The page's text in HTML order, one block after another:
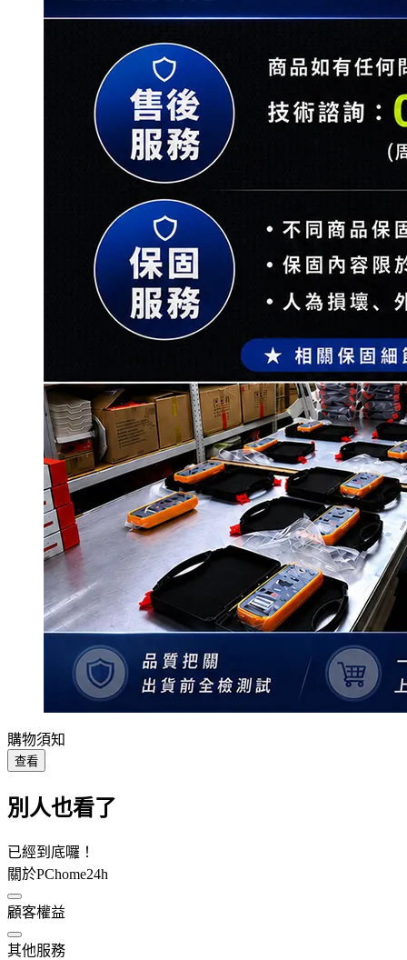
購物須知
查看
別人也看了
已經到底囉！
關於PChome24h
顧客權益
其他服務